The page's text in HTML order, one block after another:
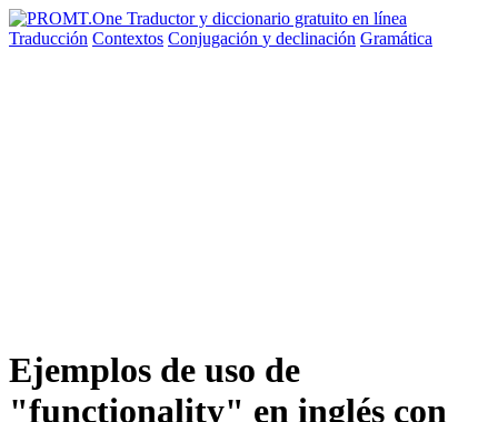
Traducción Contextos Conjugación y declinación Gramática
Ejemplos de uso de
"functionality" en inglés con